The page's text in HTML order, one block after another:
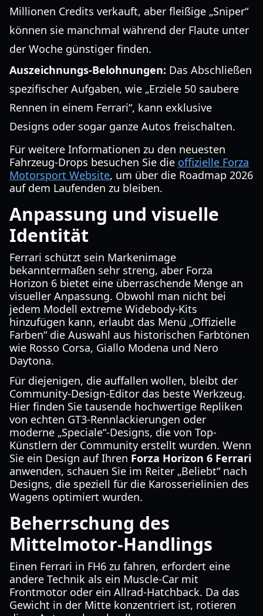
Millionen Credits verkauft, aber fleißige „Sniper“
können sie manchmal während der Flaute unter
der Woche günstiger finden.
Auszeichnungs-Belohnungen: Das Abschließen
spezifischer Aufgaben, wie „Erziele 50 saubere
Rennen in einem Ferrari“, kann exklusive
Designs oder sogar ganze Autos freischalten.
Für weitere Informationen zu den neuesten
Fahrzeug-Drops besuchen Sie die offizielle Forza
Motorsport Website, um über die Roadmap 2026
auf dem Laufenden zu bleiben.
Anpassung und visuelle
Identität
Ferrari schützt sein Markenimage
bekanntermaßen sehr streng, aber Forza
Horizon 6 bietet eine überraschende Menge an
visueller Anpassung. Obwohl man nicht bei
jedem Modell extreme Widebody-Kits
hinzufügen kann, erlaubt das Menü „Offizielle
Farben“ die Auswahl aus historischen Farbtönen
wie Rosso Corsa, Giallo Modena und Nero
Daytona.
Für diejenigen, die auffallen wollen, bleibt der
Community-Design-Editor das beste Werkzeug.
Hier finden Sie tausende hochwertige Repliken
von echten GT3-Rennlackierungen oder
moderne „Speciale“-Designs, die von Top-
Künstlern der Community erstellt wurden. Wenn
Sie ein Design auf Ihren Forza Horizon 6 Ferrari
anwenden, schauen Sie im Reiter „Beliebt“ nach
Designs, die speziell für die Karosserielinien des
Wagens optimiert wurden.
Beherrschung des
Mittelmotor-Handlings
Einen Ferrari in FH6 zu fahren, erfordert eine
andere Technik als ein Muscle-Car mit
Frontmotor oder ein Allrad-Hatchback. Da das
Gewicht in der Mitte konzentriert ist, rotieren